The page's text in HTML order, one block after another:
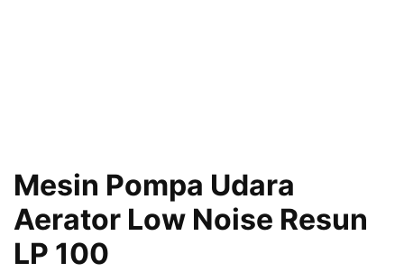
Mesin Pompa Udara
Aerator Low Noise Resun
LP 100